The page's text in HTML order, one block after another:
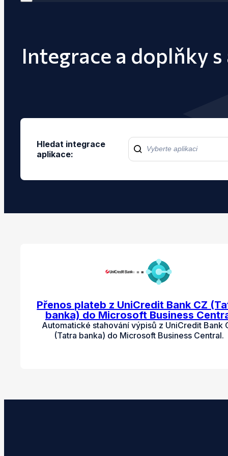
Integrace a doplňky
Hledat integrace
aplikace:
Přenos plateb z UniCredit Bank CZ
banka) do Microsoft Business
Automatické stahování výpisů z UniCredit Bank
(Tatra banka) do Microsoft Business Central.